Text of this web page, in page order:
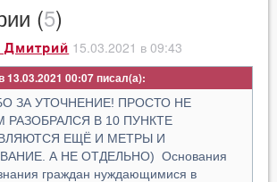
(5)
Дмитрий 15.03.2021 в 09:43
13.03.2021 00:07
ЗА УТОЧНЕНИЕ! ПРОСТО НЕ
РАЗОБРАЛСЯ В 10 ПУНКТЕ
ЕЩЁ И МЕТРЫ И
А НЕ ОТДЕЛЬНО) Основания
граждан нуждающимися в